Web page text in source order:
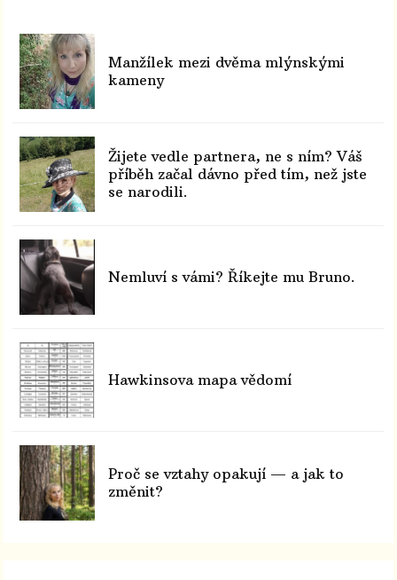
Manžílek mezi dvěma mlýnskými
kameny
Žijete vedle partnera, ne s ním? Váš
příběh začal dávno před tím, než jste
se narodili.
Nemluví s vámi? Říkejte mu Bruno.
Hawkinsova mapa vědomí
Proč se vztahy opakují — a jak to
změnit?